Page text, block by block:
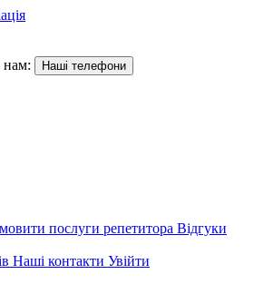
нам:
Наші телефони
послуги репетитора Відгуки
Наші контакти Увійти